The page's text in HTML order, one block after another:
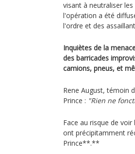
visant à neutraliser
l'opération a été
l'ordre et des
Inquiètes de la
des barricades
camions, pneus, et
Rene August, témoin
Prince : "Rien ne
Face au risque de
ont précipitamment
Prince**.**